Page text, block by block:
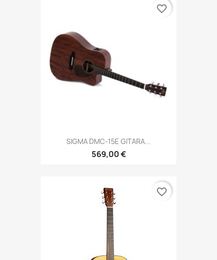
SIGMA DMC-15E GITARA...
569,00 €
favorite_border
favorite_border